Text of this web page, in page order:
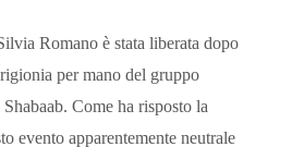
Romano è stata liberata dopo
per mano del gruppo
Come ha risposto la
evento apparentemente neutrale